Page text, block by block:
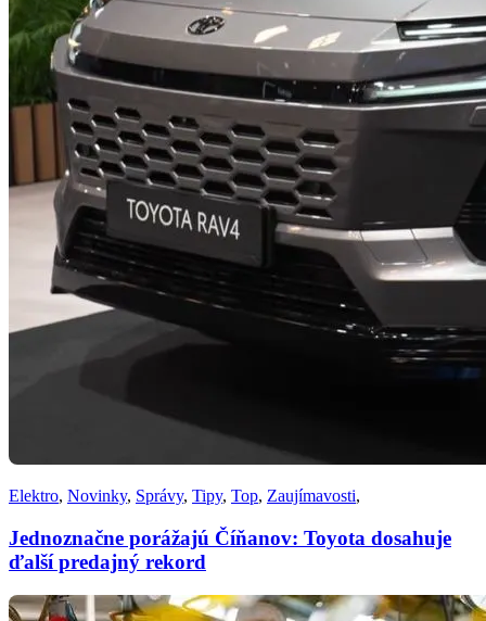
Elektro, Novinky, Správy, Tipy, Top, Zaujímavosti,
Jednoznačne porážajú Číňanov: Toyota dosahuje
ďalší predajný rekord